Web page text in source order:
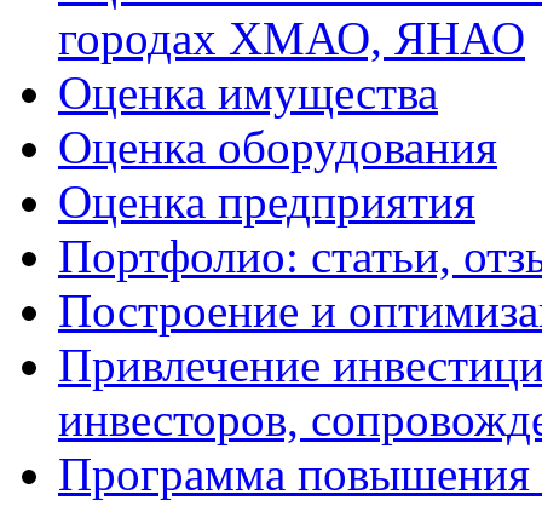
городах ХМАО, ЯНАО
Оценка имущества
Оценка оборудования
Оценка предприятия
Портфолио: статьи,
Построение и
Привлечение
инвесторов,
Программа